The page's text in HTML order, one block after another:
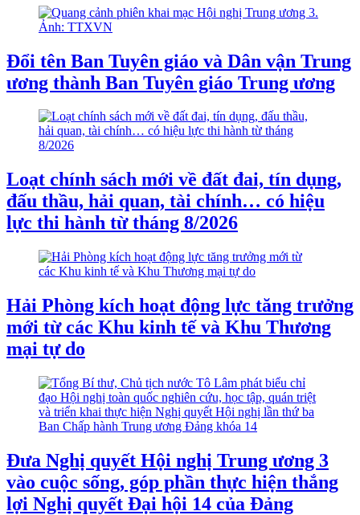
Đổi tên Ban Tuyên giáo và Dân vận Trung
ương thành Ban Tuyên giáo Trung ương
Loạt chính sách mới về đất đai, tín dụng,
đấu thầu, hải quan, tài chính… có hiệu
lực thi hành từ tháng 8/2026
Hải Phòng kích hoạt động lực tăng trưởng
mới từ các Khu kinh tế và Khu Thương
mại tự do
Đưa Nghị quyết Hội nghị Trung ương 3
vào cuộc sống, góp phần thực hiện thắng
lợi Nghị quyết Đại hội 14 của Đảng